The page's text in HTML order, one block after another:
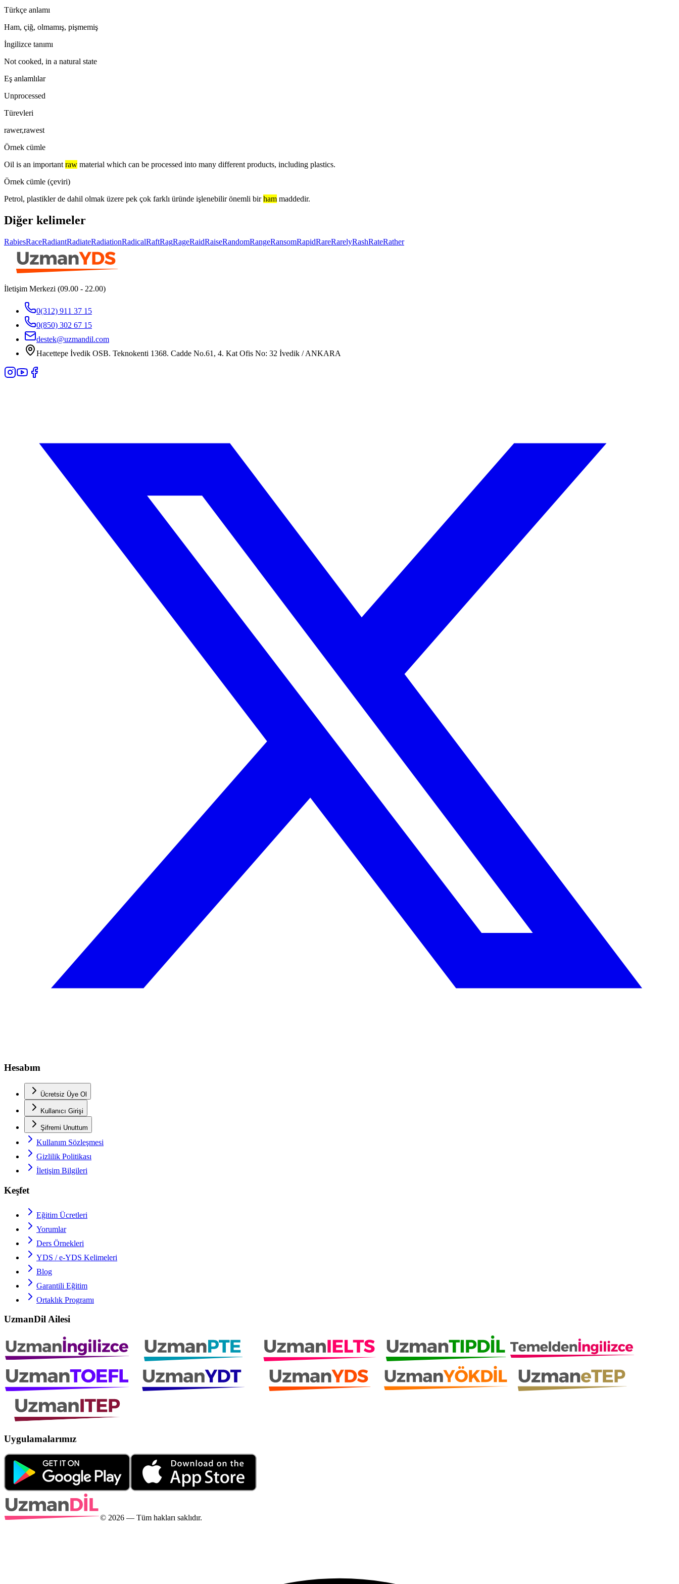
Türkçe anlamı
Ham, çiğ, olmamış, pişmemiş
İngilizce tanımı
Not cooked, in a natural state
Eş anlamlılar
Unprocessed
Türevleri
rawer,rawest
Örnek cümle
Oil is an important raw material which can be processed into many different products, including plastics.
Örnek cümle (çeviri)
Petrol, plastikler de dahil olmak üzere pek çok farklı üründe işlenebilir önemli bir ham maddedir.
Diğer kelimeler
RabiesRaceRadiantRadiateRadiationRadicalRaftRagRageRaidRaiseRandomRangeRansomRapidRareRarelyRashRateRather
İletişim Merkezi (09.00 - 22.00)
0(312) 911 37 15
0(850) 302 67 15
destek@uzmandil.com
Hacettepe İvedik OSB. Teknokenti 1368. Cadde No.61, 4. Kat Ofis No: 32 İvedik / ANKARA
Hesabım
Ücretsiz Üye Ol
Kullanıcı Girişi
Şifremi Unuttum
Kullanım Sözleşmesi
Gizlilik Politikası
İletişim Bilgileri
Keşfet
Eğitim Ücretleri
Yorumlar
Ders Örnekleri
YDS / e-YDS Kelimeleri
Blog
Garantili Eğitim
Ortaklık Programı
UzmanDil Ailesi
Uygulamalarımız
© 2026 — Tüm hakları saklıdır.